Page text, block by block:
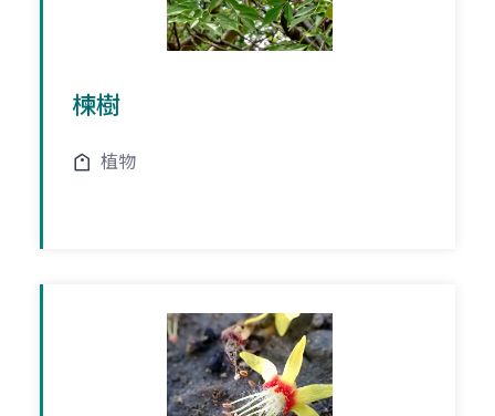
楝樹
植物